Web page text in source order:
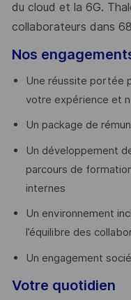
du cloud et la 6G.
collaborateurs dans
Nos
Une réussite portée
votre expérience et
Un package de
Un développement
parcours de
internes
Un environnement
l’équilibre des
Un engagement
Votre quotidien